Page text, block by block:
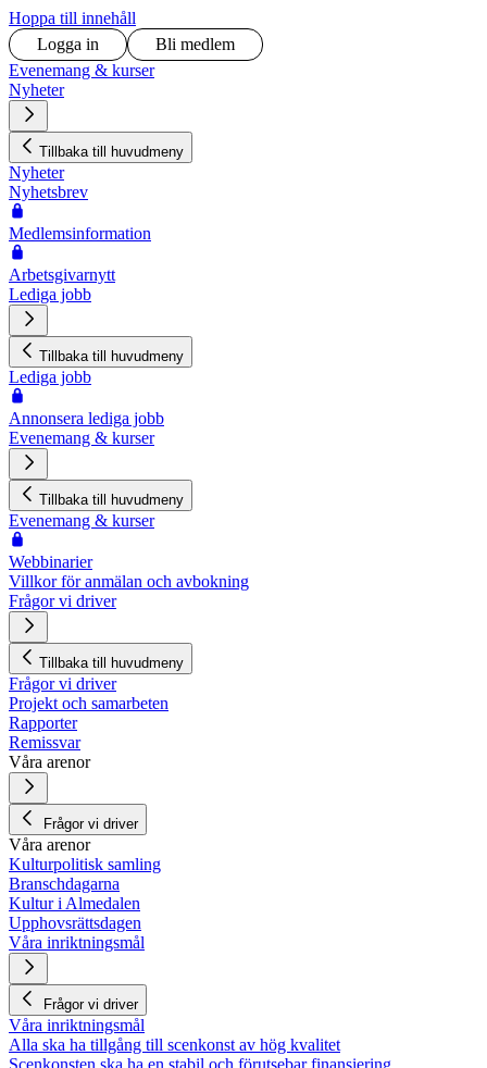
Hoppa till innehåll
Logga in
Bli medlem
Evenemang & kurser
Nyheter
Tillbaka till huvudmeny
Nyheter
Nyhetsbrev
Medlemsinformation
Arbetsgivarnytt
Lediga jobb
Tillbaka till huvudmeny
Lediga jobb
Annonsera lediga jobb
Evenemang & kurser
Tillbaka till huvudmeny
Evenemang & kurser
Webbinarier
Villkor för anmälan och avbokning
Frågor vi driver
Tillbaka till huvudmeny
Frågor vi driver
Projekt och samarbeten
Rapporter
Remissvar
Våra arenor
Frågor vi driver
Våra arenor
Kulturpolitisk samling
Branschdagarna
Kultur i Almedalen
Upphovsrättsdagen
Våra inriktningsmål
Frågor vi driver
Våra inriktningsmål
Alla ska ha tillgång till scenkonst av hög kvalitet
Scenkonsten ska ha en stabil och förutsebar finansiering